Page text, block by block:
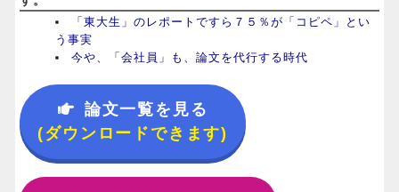
「東大生」のレポートですら７５％が「コピペ」とい
う事実
今や、「会社員」も、論文を代行する時代
論文一覧を見る
(ダウンロードできます)